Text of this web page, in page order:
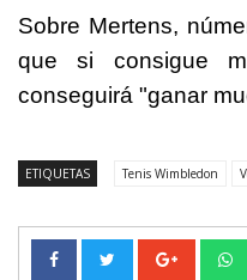
Sobre Mertens,
que si consigue
conseguirá "ganar
ETIQUETAS Tenis Wimbledon